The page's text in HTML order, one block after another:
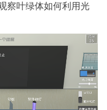
察叶绿体如何利用光